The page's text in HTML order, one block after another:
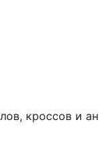
кроссов и